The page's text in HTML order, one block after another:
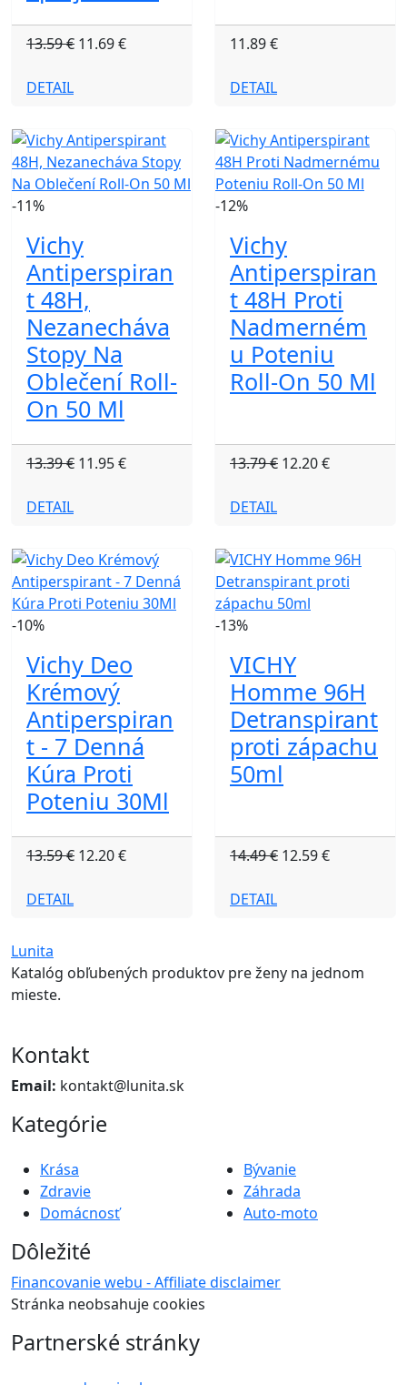
13.59 € 11.69 €
DETAIL
11.89 €
DETAIL
-11%
Vichy
Antiperspiran
t 48H,
Nezanecháva
Stopy Na
Oblečení Roll-
On 50 Ml
13.39 € 11.95 €
DETAIL
-12%
Vichy
Antiperspiran
t 48H Proti
Nadmerném
u Poteniu
Roll-On 50 Ml
13.79 € 12.20 €
DETAIL
-10%
Vichy Deo
Krémový
Antiperspiran
t - 7 Denná
Kúra Proti
Poteniu 30Ml
13.59 € 12.20 €
DETAIL
-13%
VICHY
Homme 96H
Detranspirant
proti zápachu
50ml
14.49 € 12.59 €
DETAIL
Lunita
Katalóg obľubených produktov pre ženy na jednom
mieste.
Kontakt
Email: kontakt@lunita.sk
Kategórie
Krása
Zdravie
Domácnosť
Bývanie
Záhrada
Auto-moto
Dôležité
Financovanie webu - Affiliate disclaimer
Stránka neobsahuje cookies
Partnerské stránky